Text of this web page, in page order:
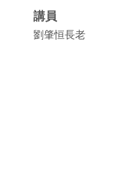
講員
劉肇恒長老